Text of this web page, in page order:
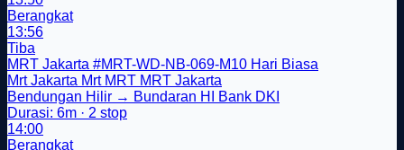
Berangkat
13:56
Tiba
MRT Jakarta #MRT-WD-NB-069-M10 Hari Biasa
Mrt Jakarta Mrt MRT MRT Jakarta
Bendungan Hilir → Bundaran HI Bank DKI
Durasi: 6m · 2 stop
14:00
Berangkat